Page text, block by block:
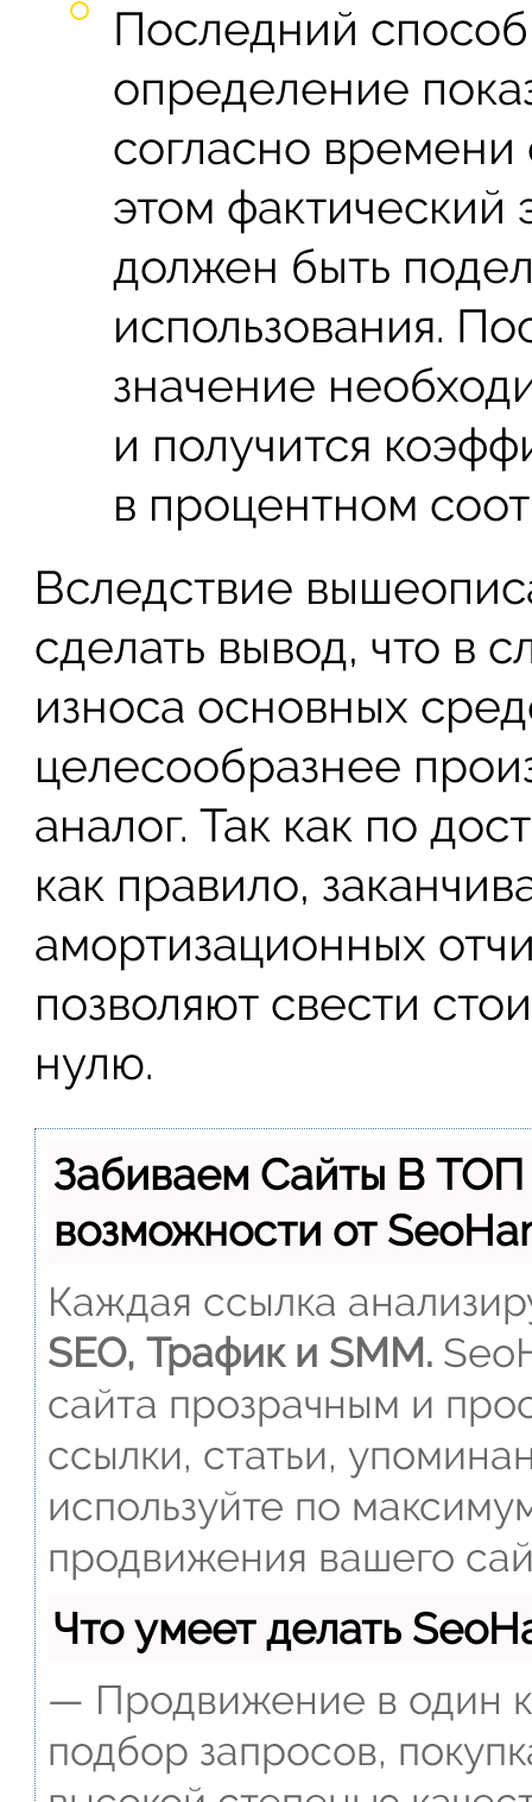
Последний
определение
согласно времени
этом фактический
должен быть
использования.
значение
и получится
в процентном
Вследствие
сделать вывод, что в
износа основных
целесообразнее
аналог. Так как по
как правило,
амортизационных
позволяют свести
нулю.
Забиваем Сайты В
возможности от
Каждая ссылка
SEO, Трафик и SMM.
сайта прозрачным и
ссылки, статьи,
используйте по
продвижения вашего
Что умеет делать
— Продвижение в один
подбор запросов,